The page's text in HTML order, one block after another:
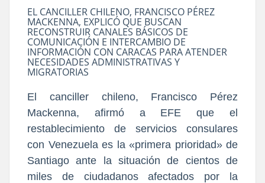
EL CANCILLER CHILENO, FRANCISCO PÉREZ
MACKENNA, EXPLICÓ QUE BUSCAN
RECONSTRUIR CANALES BÁSICOS DE
COMUNICACIÓN E INTERCAMBIO DE
INFORMACIÓN CON CARACAS PARA ATENDER
NECESIDADES ADMINISTRATIVAS Y
MIGRATORIAS
El canciller chileno, Francisco Pérez
Mackenna, afirmó a EFE que el
restablecimiento de servicios consulares
con Venezuela es la «primera prioridad» de
Santiago ante la situación de cientos de
miles de ciudadanos afectados por la